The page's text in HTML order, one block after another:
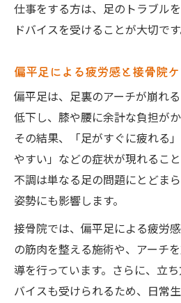
仕事をする方は、足のトラブル
ドバイスを受けることが大切です
偏平足による疲労感と接骨院
偏平足は、足裏のアーチが崩れ
低下し、膝や腰に余計な負担が
その結果、「足がすぐに疲れる
やすい」などの症状が現れるこ
不調は単なる足の問題にとどま
姿勢にも影響します。
接骨院では、偏平足による疲労
の筋肉を整える施術や、アーチ
導を行っています。さらに、立
バイスも受けられるため、日常